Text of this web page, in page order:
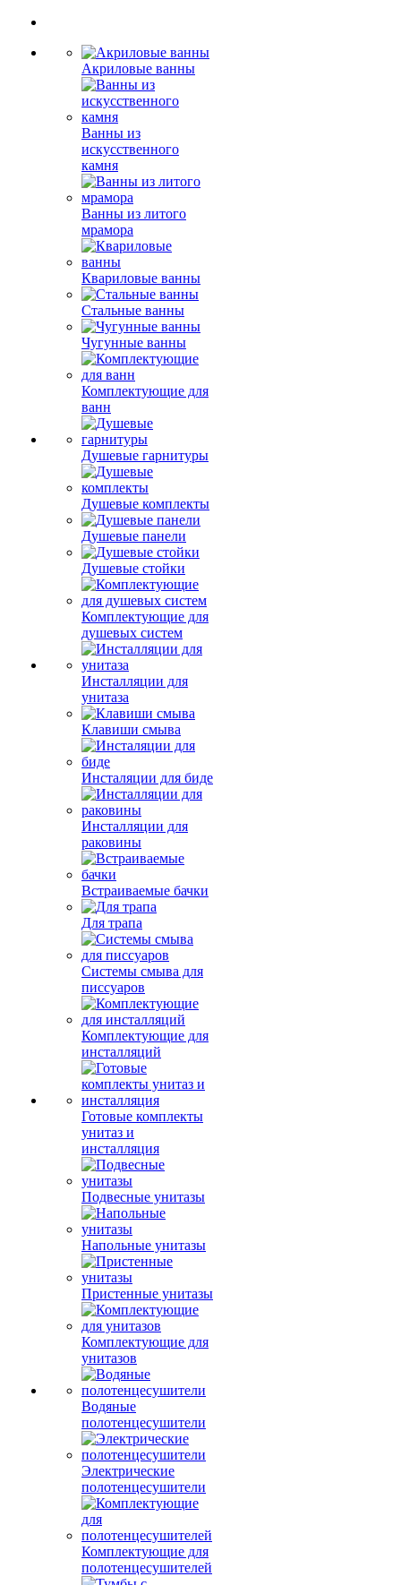
Акриловые ванны
Ванны из
искусственного
камня
Ванны из литого
мрамора
Квариловые ванны
Стальные ванны
Чугунные ванны
Комплектующие для
ванн
Душевые гарнитуры
Душевые комплекты
Душевые панели
Душевые стойки
Комплектующие для
душевых систем
Инсталляции для
унитаза
Клавиши смыва
Инсталяции для биде
Инсталляции для
раковины
Встраиваемые бачки
Для трапа
Системы смыва для
писсуаров
Комплектующие для
инсталляций
Готовые комплекты
унитаз и
инсталляция
Подвесные унитазы
Напольные унитазы
Пристенные унитазы
Комплектующие для
унитазов
Водяные
полотенцесушители
Электрические
полотенцесушители
Комплектующие для
полотенцесушителей